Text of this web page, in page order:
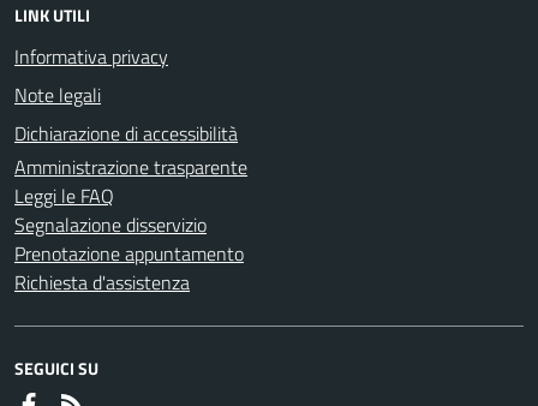
LINK UTILI
Informativa privacy
Note legali
Dichiarazione di accessibilità
Amministrazione trasparente
Leggi le FAQ
Segnalazione disservizio
Prenotazione appuntamento
Richiesta d'assistenza
SEGUICI SU